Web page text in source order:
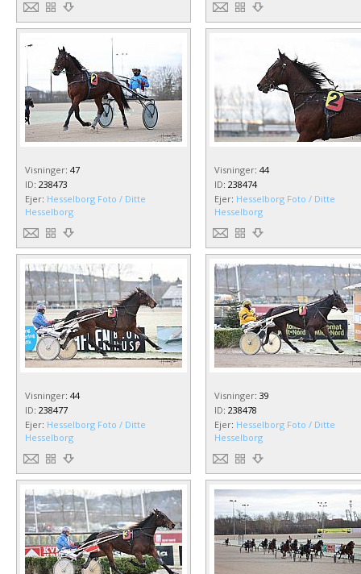
Visninger: 47
ID: 238473
Ejer: Hesselborg Foto / Ditte
Hesselborg
Visninger: 44
ID: 238474
Ejer: Hesselborg Foto / Ditte
Hesselborg
Visninger: 44
ID: 238477
Ejer: Hesselborg Foto / Ditte
Hesselborg
Visninger: 39
ID: 238478
Ejer: Hesselborg Foto / Ditte
Hesselborg